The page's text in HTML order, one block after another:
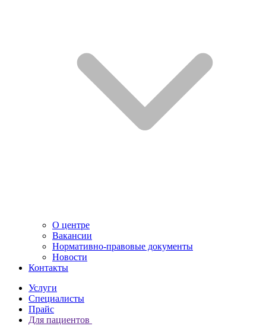
О центре
Вакансии
Нормативно-правовые документы
Новости
Контакты
Услуги
Специалисты
Прайс
Для пациентов